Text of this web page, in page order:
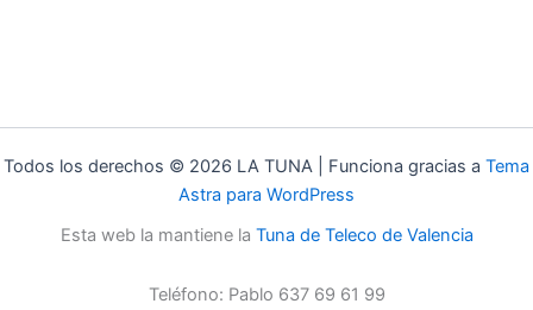
Todos los derechos © 2026 LA TUNA | Funciona gracias a Tema
Astra para WordPress
Esta web la mantiene la Tuna de Teleco de Valencia
Teléfono: Pablo 637 69 61 99